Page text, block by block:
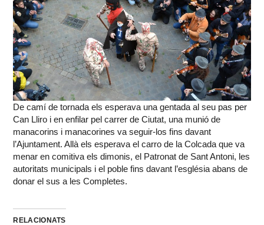
De camí de tornada els esperava una gentada al seu pas per
Can Lliro i en enfilar pel carrer de Ciutat, una munió de
manacorins i manacorines va seguir-los fins davant
l’Ajuntament. Allà els esperava el carro de la Colcada que va
menar en comitiva els dimonis, el Patronat de Sant Antoni, les
autoritats municipals i el poble fins davant l’església abans de
donar el sus a les Completes.
RELACIONATS